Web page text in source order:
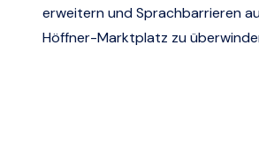
erweitern und Sprachbarrieren
Höffner-Marktplatz zu